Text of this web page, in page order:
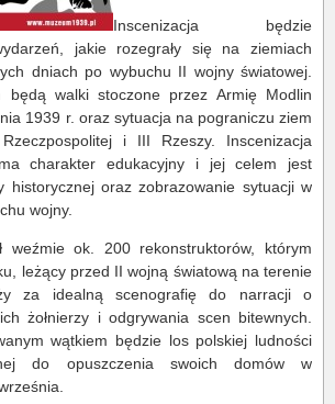
Inscenizacja będzie
jakie rozegrały się na ziemiach
dniach po wybuchu II wojny światowej.
będą walki stoczone przez Armię Modlin
1939 r. oraz sytuacja na pograniczu ziem
i III Rzeszy. Inscenizacja
ma charakter edukacyjny i jej celem jest
historycznej oraz zobrazowanie sytuacji w
wojny.
weźmie ok. 200 rekonstruktorów, którym
leżący przed II wojną światową na terenie
za idealną scenografię do narracji o
żołnierzy i odgrywania scen bitewnych.
wątkiem będzie los polskiej ludności
do opuszczenia swoich domów w